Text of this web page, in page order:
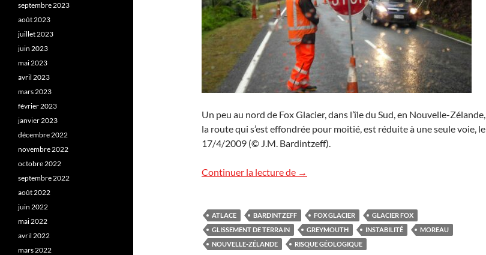
Un peu au nord de Fox Glacier, dans l’île du Sud, en Nouvelle-Zélande,
la route qui s’est effondrée pour moitié, est réduite à une seule voie, le
17/4/2009 (© J.M. Bardintzeff).
Continuer la lecture de Glissement de terrain en Nouvelle-Zélande
→
ATLACE BARDINTZEFF FOX GLACIER
GLACIER FOX
GLISSEMENT DE TERRAIN
GREYMOUTH INSTABILITÉ
MOREAU
NOUVELLE-ZÉLANDE
RISQUE GÉOLOGIQUE
septembre 2023
août 2023
juillet 2023
juin 2023
mai 2023
avril 2023
mars 2023
février 2023
janvier 2023
décembre 2022
novembre 2022
octobre 2022
septembre 2022
août 2022
juin 2022
mai 2022
avril 2022
mars 2022